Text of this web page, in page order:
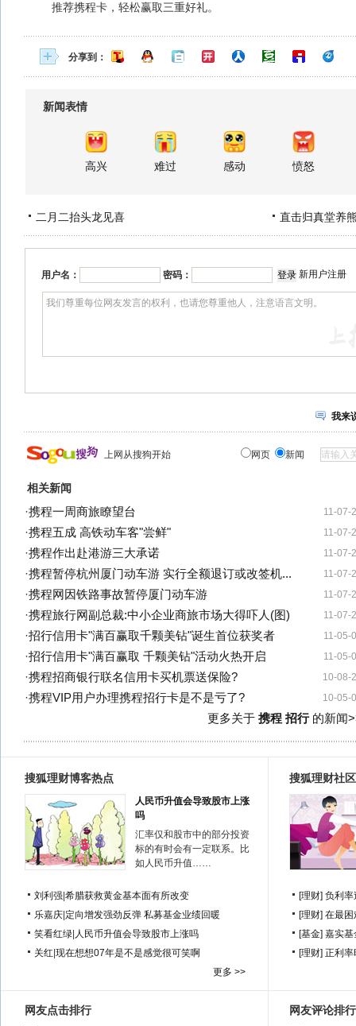
推荐携程卡，轻松赢取三重好礼。
分享到：
新闻表情
高兴 难过 感动 愤怒
二月二抬头龙见喜 直击归真堂养
用户名： 密码： 新用户注册
我来
上网从搜狗开始 网页 新闻
相关新闻
11-07-
·携程一周商旅瞭望台
11-07-
·携程五成 高铁动车客"尝鲜"
11-07-
·携程作出赴港游三大承诺
11-07-
·携程暂停杭州厦门动车游 实行全额退订或改签机...
11-07-
·携程网因铁路事故暂停厦门动车游
11-07-
·携程旅行网副总裁:中小企业商旅市场大得吓人(图)
11-05-
·招行信用卡"满百赢取千颗美钻"诞生首位获奖者
11-05-
·招行信用卡"满百赢取 千颗美钻"活动火热开启
10-08-
·携程招商银行联名信用卡买机票送保险?
10-05-
·携程VIP用户办理携程招行卡是不是亏了?
更多关于 携程 招行的新闻
搜狐理财博客热点
人民币升值会导致股市上涨
吗
汇率仅和股市中的部分投资
标的有时会有一定联系。比
如人民币升值……
刘利强 希腊获救黄金基本面有所改变
乐嘉庆 定向增发强劲反弹 私募基金业绩回暖
笑看红绿 人民币升值会导致股市上涨吗
关红 现在想想07年是不是感觉很可笑啊
更多 >>
搜狐理财社
[理财] 负利率
[理财] 在最困
[基金] 嘉实基
[理财] 正利率
网友点击排行 网友评论排行